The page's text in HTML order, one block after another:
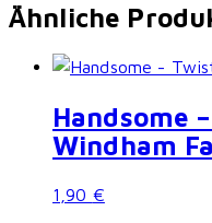
Ähnliche
Handsome
Windham
1,90 €